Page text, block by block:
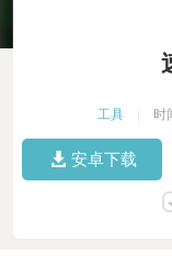
工具 时
安卓下载